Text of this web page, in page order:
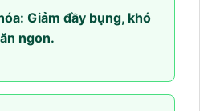
Giảm đầy bụng, khó
ngon.